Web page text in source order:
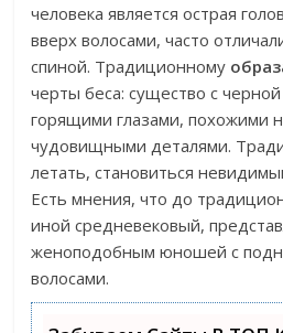
человека является острая
вверх волосами, часто
спиной. Традиционному
черты беса: существо с
горящими глазами, похожими
чудовищными деталями.
летать, становиться
Есть мнения, что до
иной средневековый,
женоподобным юношей с
волосами.